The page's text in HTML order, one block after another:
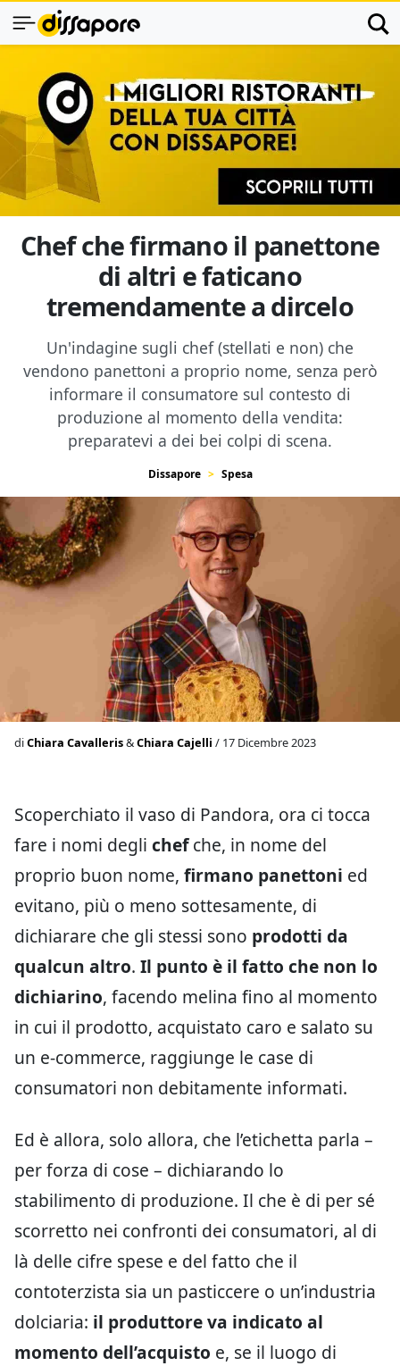
Chef che firmano il panettone
di altri e faticano
tremendamente a dircelo
Un'indagine sugli chef (stellati e non) che
vendono panettoni a proprio nome, senza però
informare il consumatore sul contesto di
produzione al momento della vendita:
preparatevi a dei bei colpi di scena.
Dissapore Spesa
diChiara Cavalleris&Chiara Cajelli / 17 Dicembre 2023
Scoperchiato il vaso di Pandora, ora ci tocca
fare i nomi degli chefche, in nome del
proprio buon nome, firmano panettoni ed
evitano, più o meno sottesamente, di
dichiarare che gli stessi sono prodotti da
qualcun altro. Il punto è il fatto che non lo
dichiarino, facendo melina fino al momento
in cui il prodotto, acquistato caro e salato su
un e-commerce, raggiunge le case di
consumatori non debitamente informati.
Ed è allora, solo allora, che l’etichetta parla –
per forza di cose – dichiarando lo
stabilimento di produzione. Il che è di per sé
scorretto nei confronti dei consumatori, al di
là delle cifre spese e del fatto che il
contoterzista sia un pasticcere o un’industria
dolciaria: il produttore va indicato al
momento dell’acquisto e, se il luogo di